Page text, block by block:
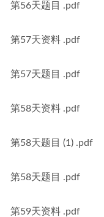
第56天题目 .pdf
第57天资料 .pdf
第57天题目 .pdf
第58天资料 .pdf
第58天题目 (1) .pdf
第58天题目 .pdf
第59天资料 .pdf